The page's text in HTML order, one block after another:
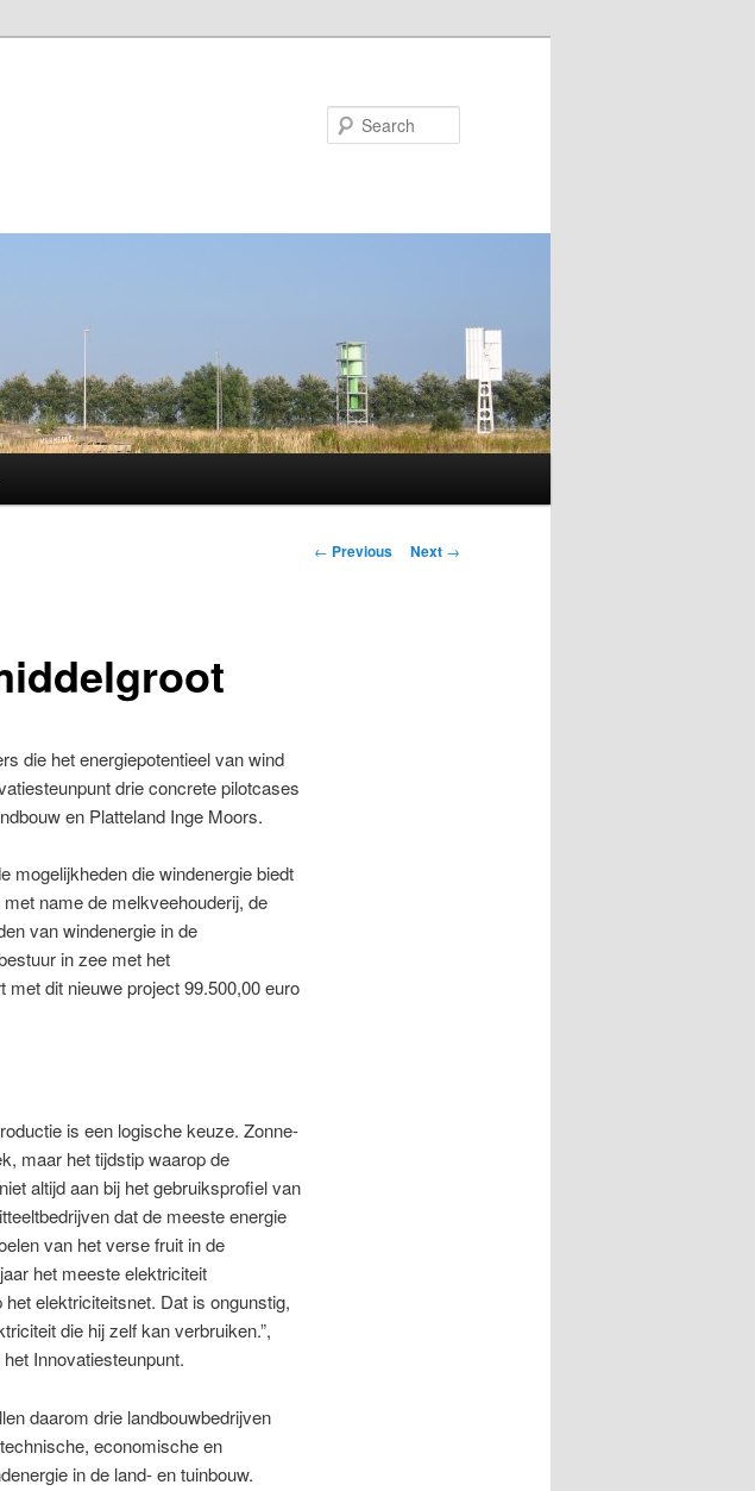
Post
← Previous Next →
die het energiepotentieel van wind
drie concrete pilotcases
en Platteland Inge Moors.
mogelijkheden die windenergie biedt
name de melkveehouderij, de
van windenergie in de
in zee met het
dit nieuwe project 99.500,00 euro
is een logische keuze. Zonne-
maar het tijdstip waarop de
altijd aan bij het gebruiksprofiel van
dat de meeste energie
van het verse fruit in de
het meeste elektriciteit
elektriciteitsnet. Dat is ongunstig,
die hij zelf kan verbruiken.”,
Innovatiesteunpunt.
daarom drie landbouwbedrijven
economische en
in de land- en tuinbouw.